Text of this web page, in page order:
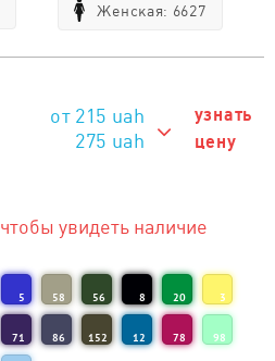
Женская: 6627
215 uah
275 uah
узнать
цену
увидеть наличие
5 58 56 8 20 3
71 86 152 12 78 98